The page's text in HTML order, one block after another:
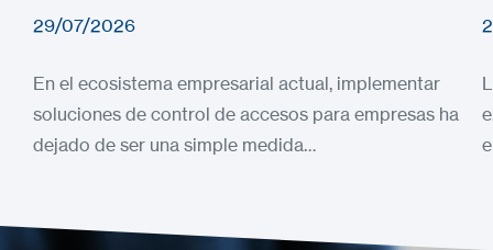
29/07/2026
En el ecosistema empresarial actual, implementar
soluciones de control de accesos para empresas ha
dejado de ser una simple medida…